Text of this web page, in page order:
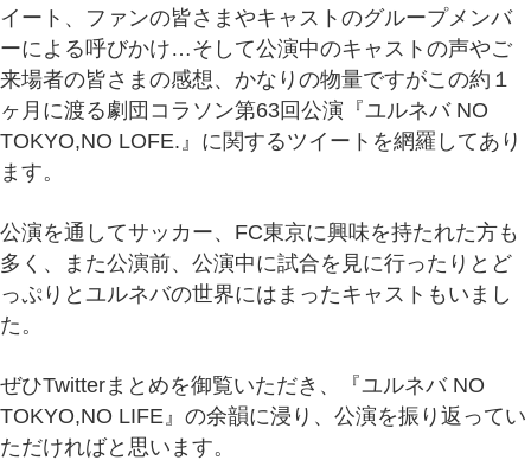
イート、ファンの皆さまやキャストのグループメンバ
ーによる呼びかけ…そして公演中のキャストの声やご
来場者の皆さまの感想、かなりの物量ですがこの約１
ヶ月に渡る劇団コラソン第63回公演『ユルネバ NO
TOKYO,NO LOFE.』に関するツイートを網羅してあり
ます。
公演を通してサッカー、FC東京に興味を持たれた方も
多く、また公演前、公演中に試合を見に行ったりとど
っぷりとユルネバの世界にはまったキャストもいまし
た。
ぜひTwitterまとめを御覧いただき、『ユルネバ NO
TOKYO,NO LIFE』の余韻に浸り、公演を振り返ってい
ただければと思います。